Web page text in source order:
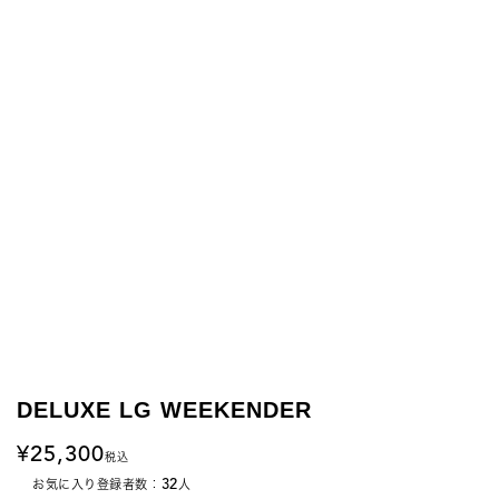
DELUXE LG WEEKENDER
25,300税込
お気に入り登録者数： 32人